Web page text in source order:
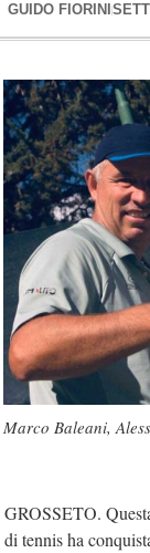
GUIDO FIORINI
Marco Baleani,
GROSSETO.
di tennis ha